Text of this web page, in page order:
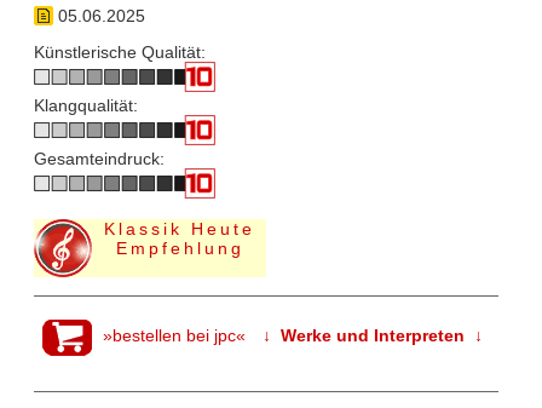
05.06.2025
Künstlerische Qualität:
Klangqualität:
Gesamteindruck:
Klassik Heute
Empfehlung
»bestellen bei jpc« ↓ Werke und Interpreten ↓